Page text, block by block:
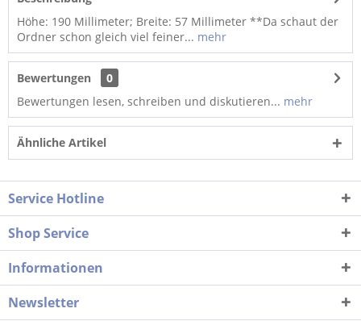
Höhe: 190 Millimeter; Breite: 57 Millimeter **Da schaut der
Ordner schon gleich viel feiner... mehr
Bewertungen
0
Bewertungen lesen, schreiben und diskutieren... mehr
Ähnliche Artikel
Service Hotline
Shop Service
Informationen
Newsletter